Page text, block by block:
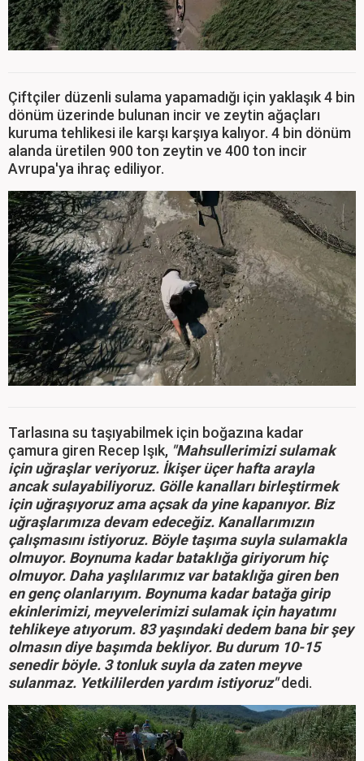
Çiftçiler düzenli sulama yapamadığı için yaklaşık 4 bin
dönüm üzerinde bulunan incir ve zeytin ağaçları
kuruma tehlikesi ile karşı karşıya kalıyor. 4 bin dönüm
alanda üretilen 900 ton zeytin ve 400 ton incir
Avrupa'ya ihraç ediliyor.
Tarlasına su taşıyabilmek için boğazına kadar
çamura giren Recep Işık, "Mahsullerimizi sulamak
için uğraşlar veriyoruz. İkişer üçer hafta arayla
ancak sulayabiliyoruz. Gölle kanalları birleştirmek
için uğraşıyoruz ama açsak da yine kapanıyor. Biz
uğraşlarımıza devam edeceğiz. Kanallarımızın
çalışmasını istiyoruz. Böyle taşıma suyla sulamakla
olmuyor. Boynuma kadar bataklığa giriyorum hiç
olmuyor. Daha yaşlılarımız var bataklığa giren ben
en genç olanlarıyım. Boynuma kadar batağa girip
ekinlerimizi, meyvelerimizi sulamak için hayatımı
tehlikeye atıyorum. 83 yaşındaki dedem bana bir şey
olmasın diye başımda bekliyor. Bu durum 10-15
senedir böyle. 3 tonluk suyla da zaten meyve
sulanmaz. Yetkililerden yardım istiyoruz"dedi.